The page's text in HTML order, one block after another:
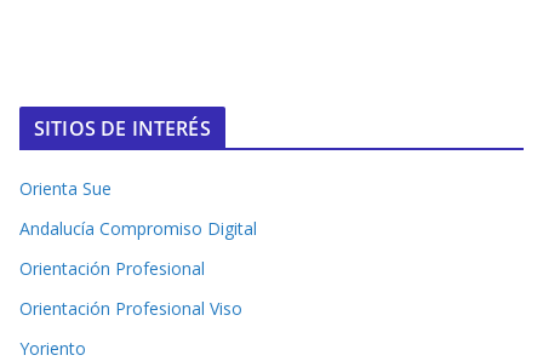
SITIOS DE INTERÉS
Orienta Sue
Andalucía Compromiso Digital
Orientación Profesional
Orientación Profesional Viso
Yoriento